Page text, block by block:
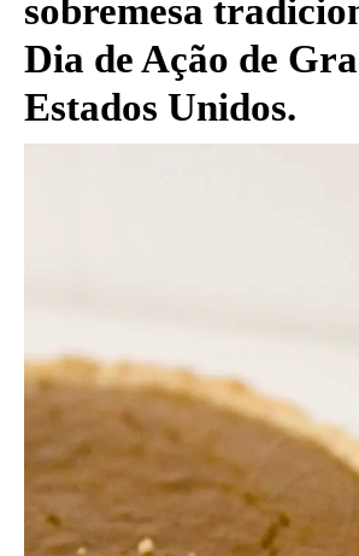
sobremesa
Dia de Ação de
Estados Unidos.